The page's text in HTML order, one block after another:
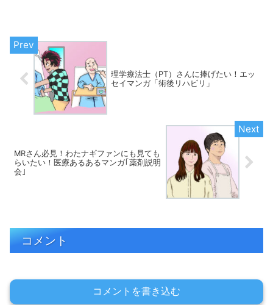
理学療法士（PT）さんに捧げたい！エッ
セイマンガ「術後リハビリ」
MRさん必見！わたナギファンにも見ても
らいたい！医療あるあるマンガ｢薬剤説明
会｣
コメント
コメントを書き込む